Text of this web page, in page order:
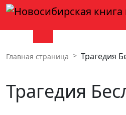
Главная страница Трагедия
Трагедия